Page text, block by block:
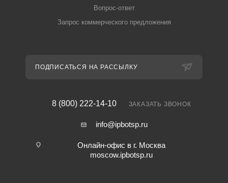
Вопрос-ответ
Запрос коммерческого предложения
ПОДПИСАТЬСЯ НА РАССЫЛКУ
8 (800) 222-14-10 ЗАКАЗАТЬ ЗВОНОК
info@ipbotsp.ru
Онлайн-офис в г. Москва
moscow.ipbotsp.ru